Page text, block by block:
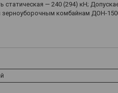
— 240 (294) кН;
зерноуборочным комбайнам ДОН-